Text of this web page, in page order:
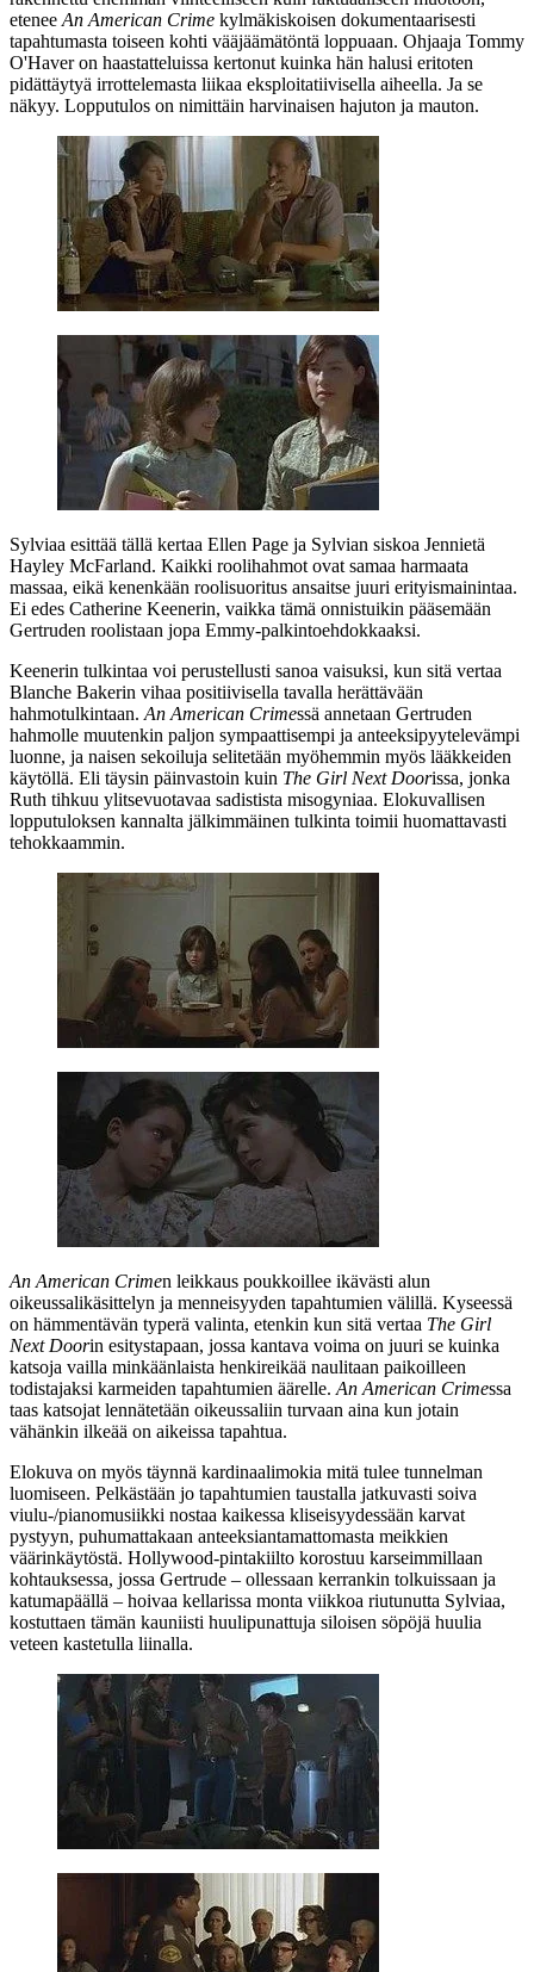
etenee An American Crime kylmäkiskoisen dokumentaarisesti
tapahtumasta toiseen kohti vääjäämätöntä loppuaan. Ohjaaja Tommy
O'Haveron haastatteluissa kertonut kuinka hän halusi eritoten
pidättäytyä irrottelemasta liikaa eksploitatiivisella aiheella. Ja se
näkyy. Lopputulos on nimittäin harvinaisen hajuton ja mauton.
Sylviaa esittää tällä kertaa Ellen Page ja Sylvian siskoa Jennietä
Hayley McFarland. Kaikki roolihahmot ovat samaa harmaata
massaa, eikä kenenkään roolisuoritus ansaitse juuri erityismainintaa.
Ei edes Catherine Keenerin, vaikka tämä onnistuikin pääsemään
Gertruden roolistaan jopa Emmy-palkintoehdokkaaksi.
Keenerin tulkintaa voi perustellusti sanoa vaisuksi, kun sitä vertaa
Blanche Bakerin vihaa positiivisella tavalla herättävään
hahmotulkintaan. An American Crimessä annetaan Gertruden
hahmolle muutenkin paljon sympaattisempi ja anteeksipyytelevämpi
luonne, ja naisen sekoiluja selitetään myöhemmin myös lääkkeiden
käytöllä. Eli täysin päinvastoin kuin The Girl Next Doorissa, jonka
Ruth tihkuu ylitsevuotavaa sadistista misogyniaa. Elokuvallisen
lopputuloksen kannalta jälkimmäinen tulkinta toimii huomattavasti
tehokkaammin.
An American Crimen leikkaus poukkoillee ikävästi alun
oikeussalikäsittelyn ja menneisyyden tapahtumien välillä. Kyseessä
on hämmentävän typerä valinta, etenkin kun sitä vertaa The Girl
Next Doorin esitystapaan, jossa kantava voima on juuri se kuinka
katsoja vailla minkäänlaista henkireikää naulitaan paikoilleen
todistajaksi karmeiden tapahtumien äärelle. An American Crimessa
taas katsojat lennätetään oikeussaliin turvaan aina kun jotain
vähänkin ilkeää on aikeissa tapahtua.
Elokuva on myös täynnä kardinaalimokia mitä tulee tunnelman
luomiseen. Pelkästään jo tapahtumien taustalla jatkuvasti soiva
viulu-/pianomusiikki nostaa kaikessa kliseisyydessään karvat
pystyyn, puhumattakaan anteeksiantamattomasta meikkien
väärinkäytöstä. Hollywood-pintakiilto korostuu karseimmillaan
kohtauksessa, jossa Gertrude – ollessaan kerrankin tolkuissaan ja
katumapäällä – hoivaa kellarissa monta viikkoa riutunutta Sylviaa,
kostuttaen tämän kauniisti huulipunattuja siloisen söpöjä huulia
veteen kastetulla liinalla.